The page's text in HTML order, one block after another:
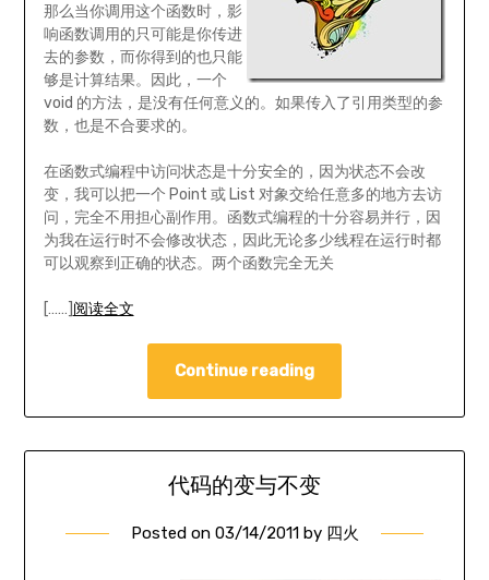
那么当你调用这个函数时，影
响函数调用的只可能是你传进
去的参数，而你得到的也只能
够是计算结果。因此，一个
void 的方法，是没有任何意义的。如果传入了引用类型的参
数，也是不合要求的。
在函数式编程中访问状态是十分安全的，因为状态不会改
变，我可以把一个 Point 或 List 对象交给任意多的地方去访
问，完全不用担心副作用。函数式编程的十分容易并行，因
为我在运行时不会修改状态，因此无论多少线程在运行时都
可以观察到正确的状态。两个函数完全无关
[……] 阅读全文
Continue reading
代码的变与不变
Posted on 03/14/2011 by 四火